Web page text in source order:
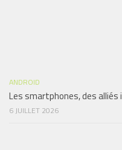
ANDROID
Les smartphones, des
6 JUILLET 2026